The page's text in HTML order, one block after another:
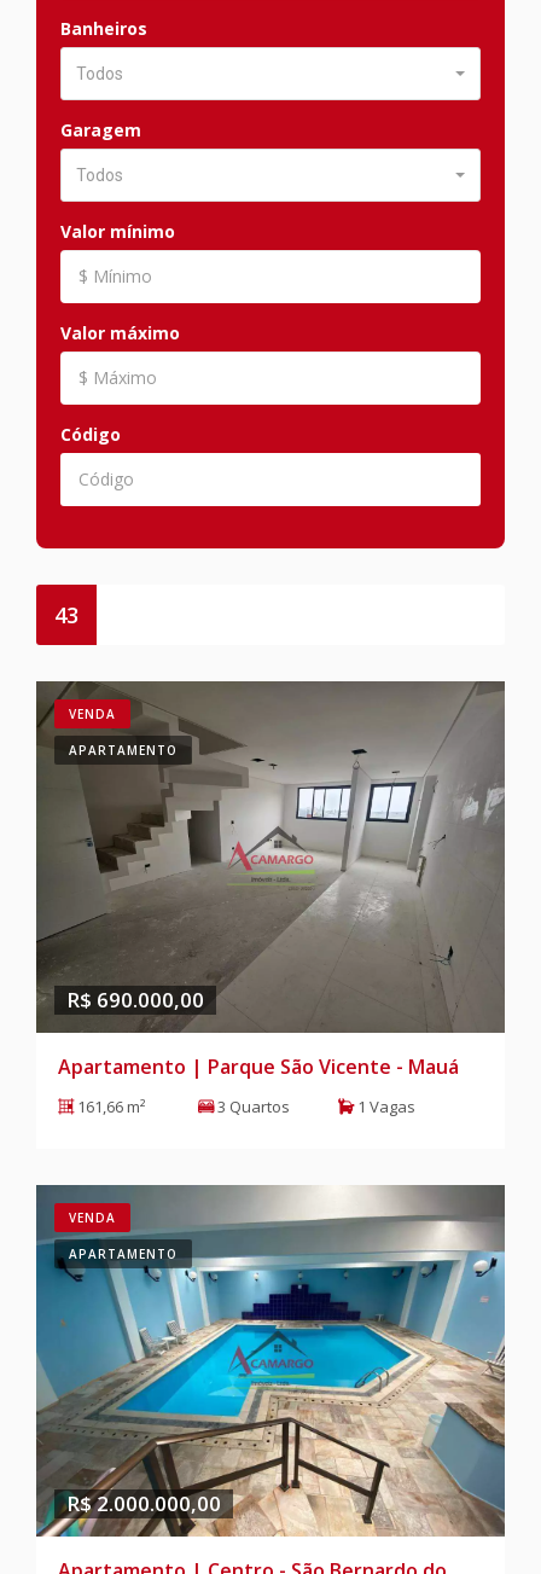
Banheiros
Todos
Garagem
Todos
Valor mínimo
Valor máximo
Código
43
VENDA
APARTAMENTO
R$ 690.000,00
Apartamento | Parque São Vicente - Mauá
161,66 m² 3 Quartos 1 Vagas
VENDA
APARTAMENTO
R$ 2.000.000,00